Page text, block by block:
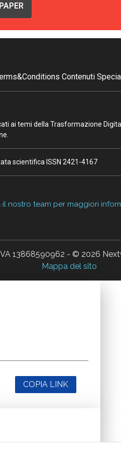
Contenuti
ai temi della Trasformazione
scientifica ISSN 2421-4167
il nostro team per maggiori
13868590962 - © 2026
Mappa del sito
COPIA LINK